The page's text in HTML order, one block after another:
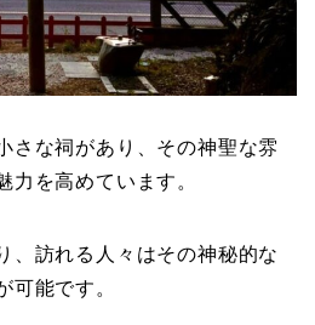
さな祠があり、その神聖な雰
力を高めています。
、訪れる人々はその神秘的な
可能です。